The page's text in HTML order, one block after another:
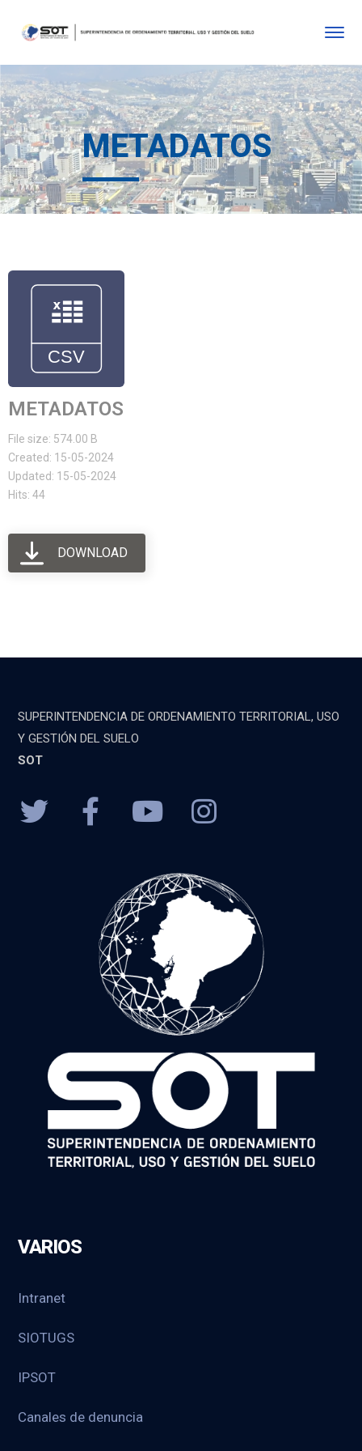
METADATOS
METADATOS
File size: 574.00 B
Created: 15-05-2024
Updated: 15-05-2024
Hits: 44
DOWNLOAD
SUPERINTENDENCIA DE ORDENAMIENTO TERRITORIAL, USO
Y GESTIÓN DEL SUELO
SOT
VARIOS
Intranet
SIOTUGS
IPSOT
Canales de denuncia